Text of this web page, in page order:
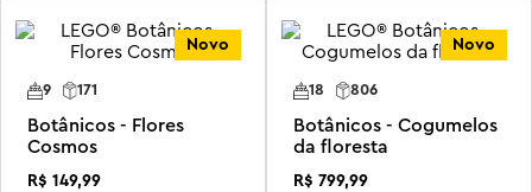
Novo
171
9
Botânicos - Flores
Cosmos
R$ 149,99
Novo
806
18
Botânicos - Cogumelos
da floresta
R$ 799,99